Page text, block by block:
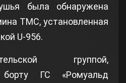
была обнаружена
ТМС, установленная
U-956.
группой,
ГС «Ромуальд